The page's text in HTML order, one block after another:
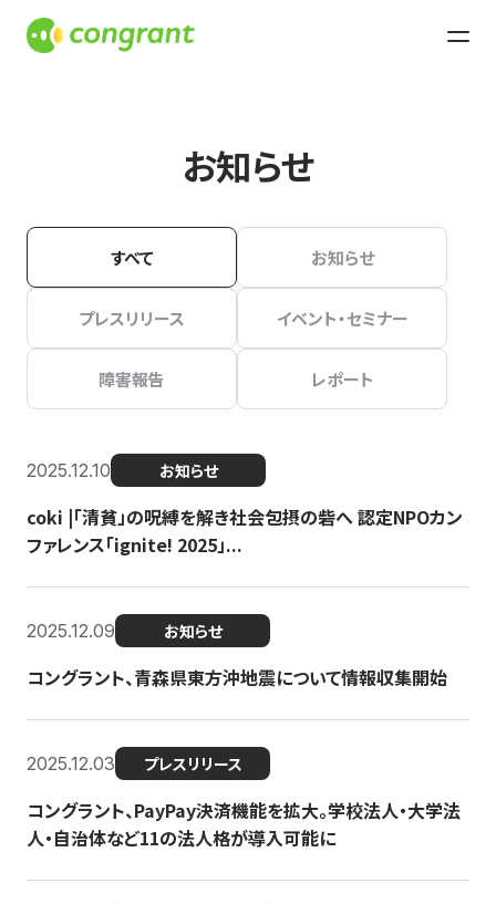
お知らせ
すべて お知らせ
プレスリリース イベント・セミナー
障害報告 レポート
2025.12.10 お知らせ
coki |「清貧」の呪縛を解き社会包摂の砦へ 認定NPOカン
ファレンス「ignite! 2025」...
2025.12.09 お知らせ
コングラント、青森県東方沖地震について情報収集開始
2025.12.03 プレスリリース
コングラント、PayPay決済機能を拡大。学校法人・大学法
人・自治体など11の法人格が導入可能に